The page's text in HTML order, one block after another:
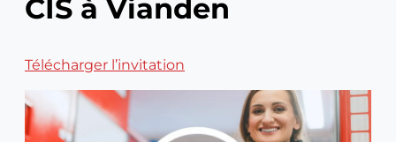
caserne
du
CIS
CIS à Vianden
Télécharger l’invitation